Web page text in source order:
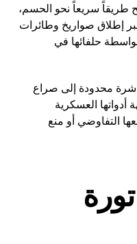
طريقاً سريعاً نحو الحسم،
إطلاق صواريخ وطائرات
حلفائها في
محدودة إلى صراع
العسكرية
التفاوضي أو منع